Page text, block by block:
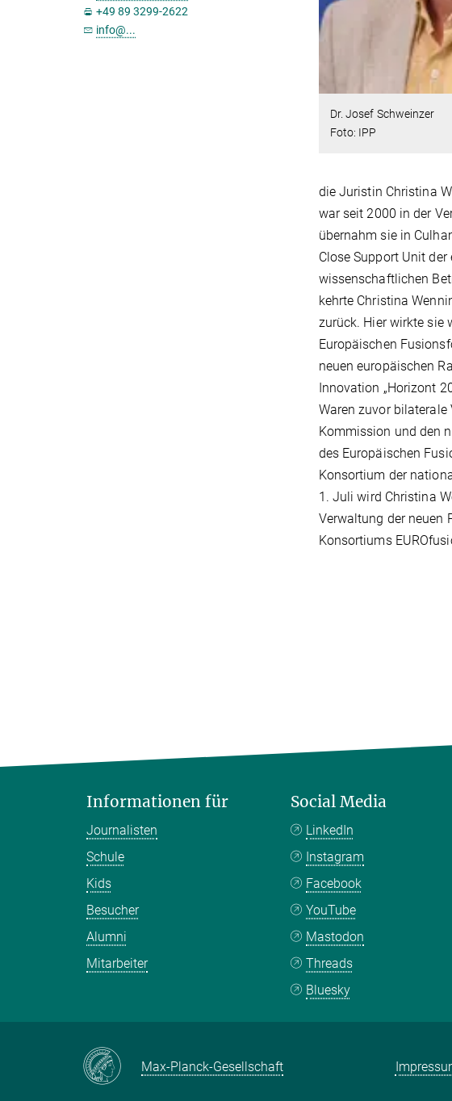
Dr. Josef Schweinzer
Foto: IPP
die Juristin Christina
war seit 2000 in der
übernahm sie in
Close Support Unit der
wissenschaftlichen
kehrte Christina
zurück. Hier wirkte sie
Europäischen
neuen europäischen
Innovation „Horizont
Waren zuvor bilaterale
Kommission und den
des Europäischen
Konsortium der
1. Juli wird Christina
Verwaltung der neuen
Konsortiums
+49 89 3299-2622
info@...
Informationen für
Journalisten
Schule
Kids
Besucher
Alumni
Mitarbeiter
Social Media
LinkedIn
Instagram
Facebook
YouTube
Mastodon
Threads
Bluesky
Max-Planck-Gesellschaft